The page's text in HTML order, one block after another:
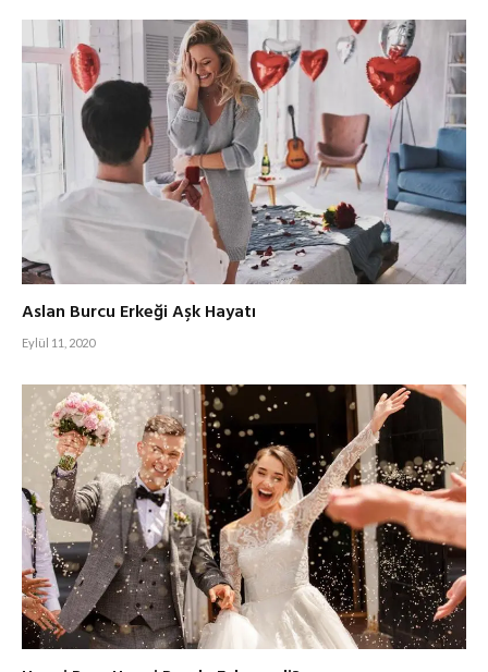
Aslan Burcu Erkeği Aşk Hayatı
Eylül 11, 2020